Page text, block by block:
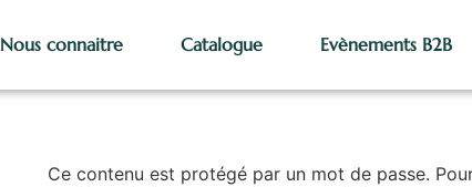
Nous connaitre Catalogue Evènements B2B
Ce contenu est protégé par un mot de passe.